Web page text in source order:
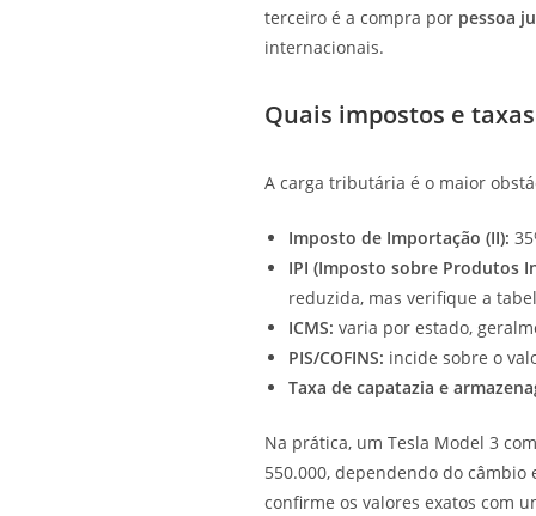
terceiro é a compra por pessoa
internacionais.
Quais impostos e
A carga tributária é o maior
Imposto de Importação (II):
IPI (Imposto sobre Produtos
reduzida, mas verifique a
ICMS: varia por estado,
PIS/COFINS: incide sobre o
Taxa de capatazia e
Na prática, um Tesla Model 3
550.000, dependendo do
confirme os valores exatos com